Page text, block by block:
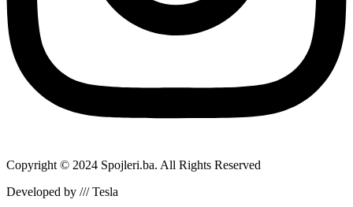
Copyright © 2024 Spojleri.ba. All Rights Reserved
Developed by /// Tesla